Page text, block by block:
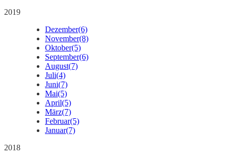
2019
Dezember(6)
November(8)
Oktober(5)
September(6)
August(7)
Juli(4)
Juni(7)
Mai(5)
April(5)
März(7)
Februar(5)
Januar(7)
2018